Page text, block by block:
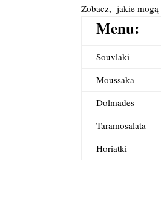
Zobacz, jakie mogą
Menu:
Souvlaki
Moussaka
Dolmades
Taramosalata
Horiatki